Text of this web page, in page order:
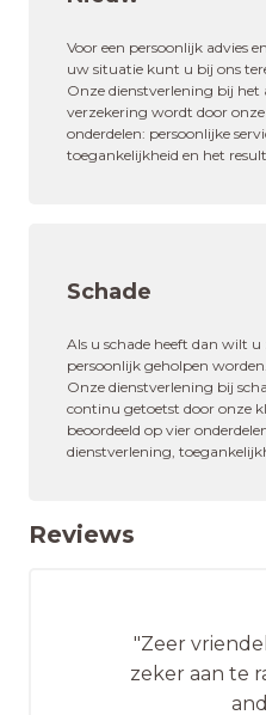
Voor een persoonlijk advies
uw situatie kunt u bij ons
Onze dienstverlening bij het
verzekering wordt door
onderdelen: persoonlijke
toegankelijkheid en het
Schade
Als u schade heeft dan wilt
persoonlijk geholpen
Onze dienstverlening bij
continu getoetst door onze
beoordeeld op vier
dienstverlening,
Reviews
"Zeer
zeker aan te